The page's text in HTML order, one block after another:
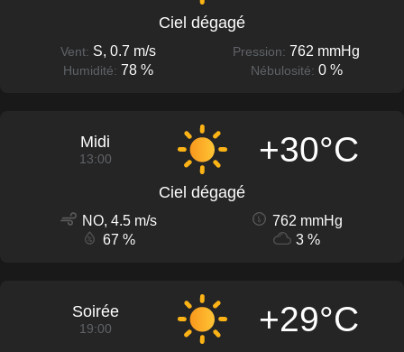
Ciel dégagé
Vent: S, 0.7 m/s Pression: 762 mmHg
Humidité: 78 % Nébulosité: 0 %
Midi
13:00 +30°C
Ciel dégagé
NO, 4.5 m/s
762 mmHg
67 %
3 %
Soirée
19:00 +29°C